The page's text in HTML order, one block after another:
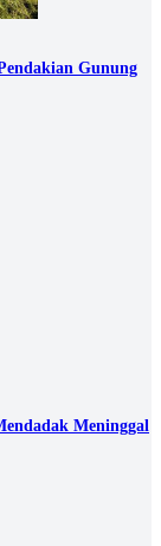
Gunung
Meninggal